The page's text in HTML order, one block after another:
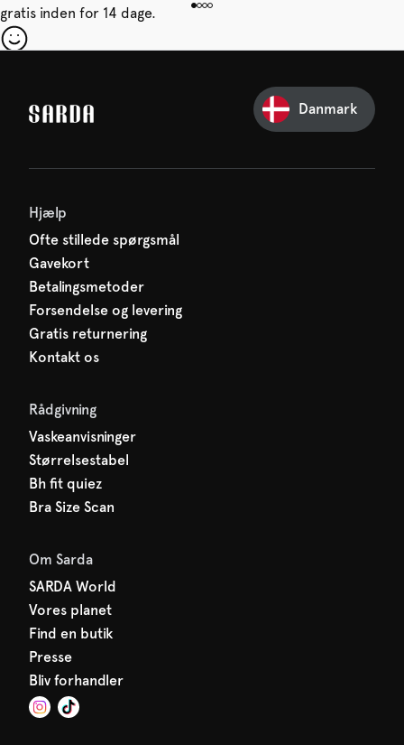
inden for 14 dage.
allerede på dig!
Danmark
Hjælp
Ofte stillede spørgsmål
Gavekort
Betalingsmetoder
Forsendelse og levering
Gratis returnering
Kontakt os
Rådgivning
Vaskeanvisninger
Størrelsestabel
Bh fit quiez
Bra Size Scan
Om Sarda
SARDA World
Vores planet
Find en butik
Presse
Bliv forhandler